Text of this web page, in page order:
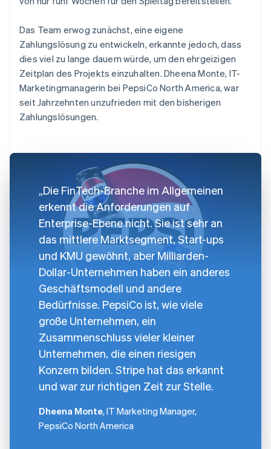
Das Team erwog zunächst, eine eigene
Zahlungslösung zu entwickeln, erkannte jedoch, dass
dies viel zu lange dauern würde, um den ehrgeizigen
Zeitplan des Projekts einzuhalten. Dheena Monte, IT-
Marketingmanagerin bei PepsiCo North America, war
seit Jahrzehnten unzufrieden mit den bisherigen
Zahlungslösungen.
„Die FinTech-Branche im Allgemeinen
erkennt die Anforderungen auf
Enterprise-Ebene nicht. Sie ist sehr an
das mittlere Marktsegment, Start-ups
und KMU gewöhnt, aber Milliarden-
Dollar-Unternehmen haben ein anderes
Geschäftsmodell und andere
Bedürfnisse. PepsiCo ist, wie viele
große Unternehmen, ein
Zusammenschluss vieler kleiner
Unternehmen, die einen riesigen
Konzern bilden. Stripe hat das erkannt
und war zur richtigen Zeit zur Stelle.
Dheena Monte, IT Marketing Manager,
PepsiCo North America